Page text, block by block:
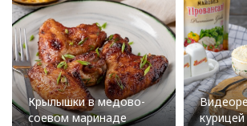
Крылышки в медово-
соевом маринаде
курицей